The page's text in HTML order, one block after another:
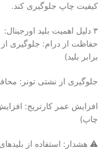
کیفیت چاپ جلوگیری کند.
۳ دلیل اهمیت بلید اورجینال:
برابر بلید)
جلوگیری از نشتی تونر:
چاپ)